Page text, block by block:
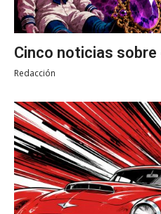
Cinco noticias
Redacción